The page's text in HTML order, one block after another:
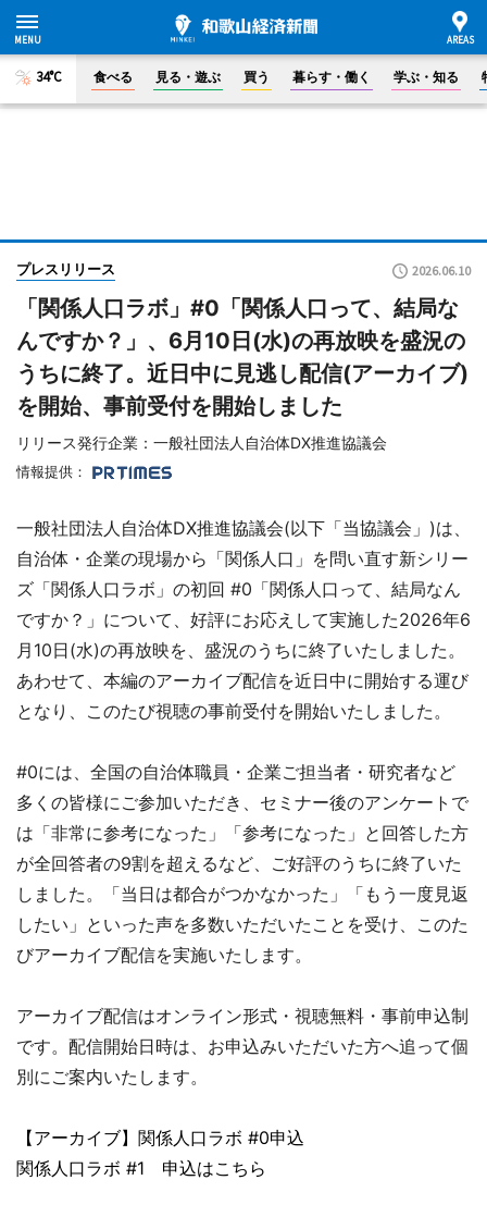
34°C 食べる 見る・遊ぶ 買う 暮らす・働く 学ぶ・知る
プレスリリース 2026.06.10
「関係人口ラボ」#0「関係人口って、結局な
んですか？」、6月10日(水)の再放映を盛況の
うちに終了。近日中に見逃し配信(アーカイブ)
を開始、事前受付を開始しました
リリース発行企業：一般社団法人自治体DX推進協議会
情報提供：
一般社団法人自治体DX推進協議会(以下「当協議会」)は、
自治体・企業の現場から「関係人口」を問い直す新シリー
ズ「関係人口ラボ」の初回 #0「関係人口って、結局なん
ですか？」について、好評にお応えして実施した2026年6
月10日(水)の再放映を、盛況のうちに終了いたしました。
あわせて、本編のアーカイブ配信を近日中に開始する運び
となり、このたび視聴の事前受付を開始いたしました。
#0には、全国の自治体職員・企業ご担当者・研究者など
多くの皆様にご参加いただき、セミナー後のアンケートで
は「非常に参考になった」「参考になった」と回答した方
が全回答者の9割を超えるなど、ご好評のうちに終了いた
しました。「当日は都合がつかなかった」「もう一度見返
したい」といった声を多数いただいたことを受け、このた
びアーカイブ配信を実施いたします。
アーカイブ配信はオンライン形式・視聴無料・事前申込制
です。配信開始日時は、お申込みいただいた方へ追って個
別にご案内いたします。
【アーカイブ】関係人口ラボ #0申込
関係人口ラボ #1 申込はこちら